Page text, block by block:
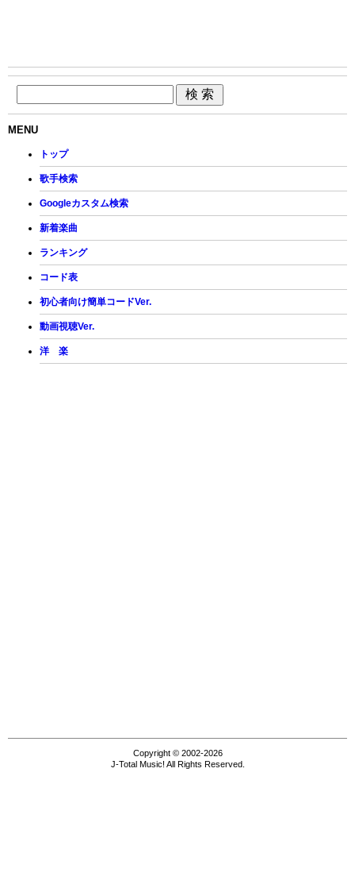
MENU
トップ
歌手検索
Googleカスタム検索
新着楽曲
ランキング
コード表
初心者向け簡単コードVer.
動画視聴Ver.
洋 楽
Copyright © 2002-2026
J-Total Music! All Rights Reserved.